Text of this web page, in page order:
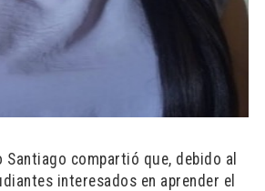
Santiago compartió que, debido al
interesados en aprender el